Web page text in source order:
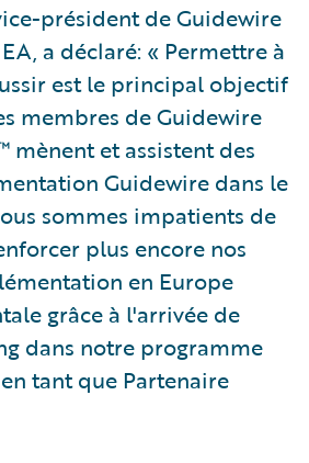
président de Guidewire
a déclaré: « Permettre à
est le principal objectif
membres de Guidewire
mènent et assistent des
Guidewire dans le
sommes impatients de
plus encore nos
en Europe
grâce à l'arrivée de
dans notre programme
tant que Partenaire